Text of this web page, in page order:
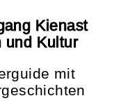
Kienast
und Kultur
mit